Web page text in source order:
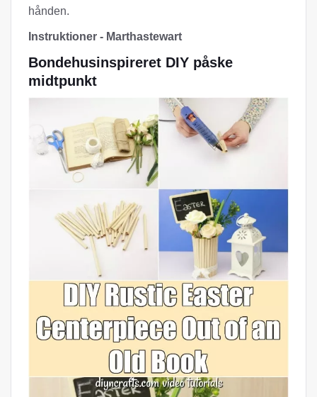
hånden.
Instruktioner - Marthastewart
Bondehusinspireret DIY påske
midtpunkt